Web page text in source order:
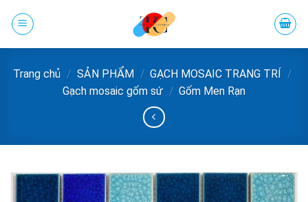
đến
dungTrang chủ / SẢN PHẨM / GẠCH MOSAIC TRANG TRÍ /
Gạch mosaic gốm sứ / Gốm Men Rạn